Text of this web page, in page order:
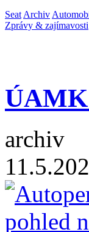
SeatArchiv
Zprávy & zajímavosti
ÚAMK
archiv